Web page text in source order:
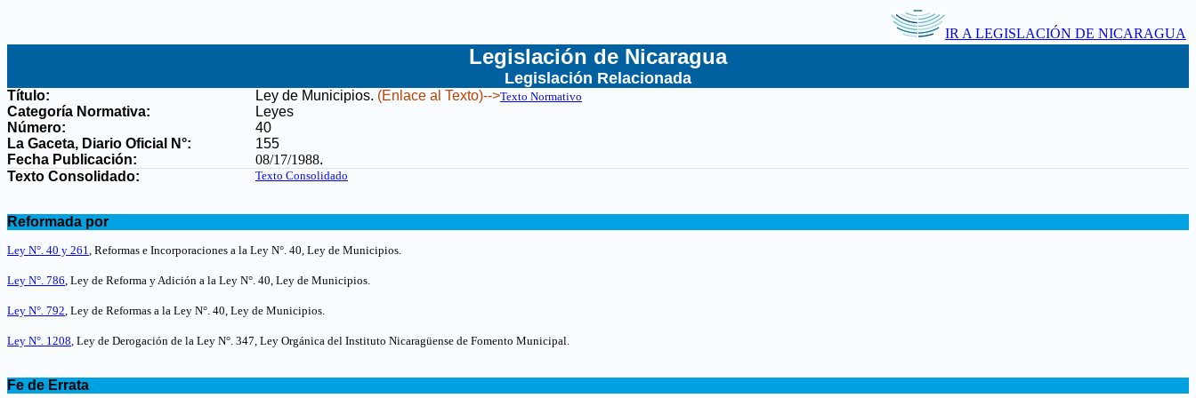
IR A LEGISLACIÓN DE NICARAGUA
Legislación de Nicaragua
Legislación Relacionada
Título: Ley de Municipios. (Enlace al Texto)-->Texto Normativo
Categoría Normativa:
Leyes
Número:
40
La Gaceta, Diario Oficial N°:
155
Fecha Publicación:
08/17/1988.
Texto Consolidado:
Texto Consolidado
Reformada por
Ley N°. 40 y 261, Reformas e Incorporaciones a la Ley N°. 40, Ley de Municipios.
Ley N°. 786, Ley de Reforma y Adición a la Ley N°. 40, Ley de Municipios.
Ley N°. 792, Ley de Reformas a la Ley N°. 40, Ley de Municipios.
Ley N°. 1208, Ley de Derogación de la Ley N°. 347, Ley Orgánica del Instituto Nicaragüense de Fomento Municipal.
Fe de Errata